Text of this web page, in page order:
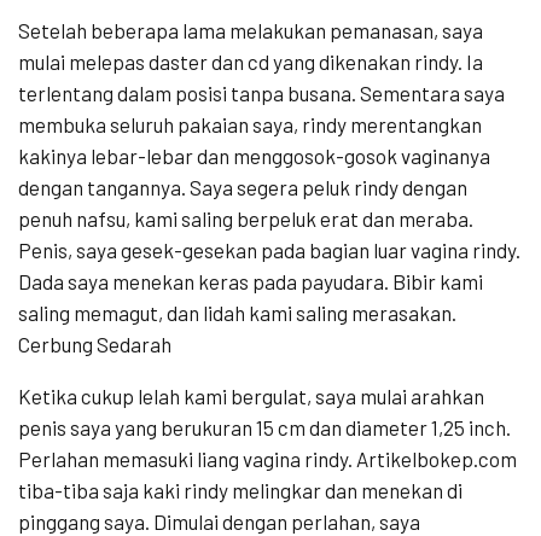
Setelah beberapa lama melakukan pemanasan, saya
mulai melepas daster dan cd yang dikenakan rindy. Ia
terlentang dalam posisi tanpa busana. Sementara saya
membuka seluruh pakaian saya, rindy merentangkan
kakinya lebar-lebar dan menggosok-gosok vaginanya
dengan tangannya. Saya segera peluk rindy dengan
penuh nafsu, kami saling berpeluk erat dan meraba.
Penis, saya gesek-gesekan pada bagian luar vagina rindy.
Dada saya menekan keras pada payudara. Bibir kami
saling memagut, dan lidah kami saling merasakan.
Cerbung Sedarah
Ketika cukup lelah kami bergulat, saya mulai arahkan
penis saya yang berukuran 15 cm dan diameter 1,25 inch.
Perlahan memasuki liang vagina rindy. Artikelbokep.com
tiba-tiba saja kaki rindy melingkar dan menekan di
pinggang saya. Dimulai dengan perlahan, saya